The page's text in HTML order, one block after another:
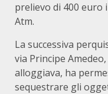
prelievo di 400
Atm.
La successiva
via Principe
alloggiava, ha
sequestrare gli